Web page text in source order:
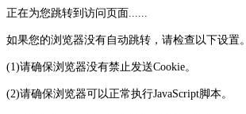
正在为您跳转到访问页面......
如果您的浏览器没有自动跳转，请检查以下设置。
(1)请确保浏览器没有禁止发送Cookie。
(2)请确保浏览器可以正常执行JavaScript脚本。